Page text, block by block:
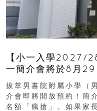
【小一入學2027/
一簡介會將於8月29
｜更設有網上重溫
拔萃男書院附屬小學（
介會即將開放預約！簡
名額「瘋搶」。如果家